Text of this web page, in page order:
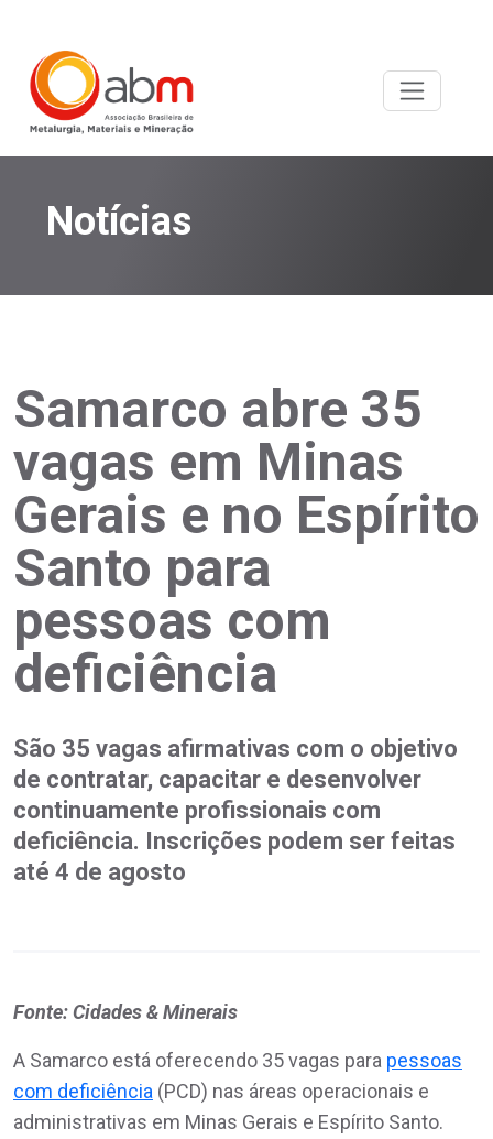
Notícias
Samarco abre 35
vagas em Minas
Gerais e no Espírito
Santo para
pessoas com
deficiência
São 35 vagas afirmativas com o objetivo
de contratar, capacitar e desenvolver
continuamente profissionais com
deficiência. Inscrições podem ser feitas
até 4 de agosto
Fonte: Cidades & Minerais
A Samarco está oferecendo 35 vagas para pessoas
com deficiência (PCD) nas áreas operacionais e
administrativas em Minas Gerais e Espírito Santo.